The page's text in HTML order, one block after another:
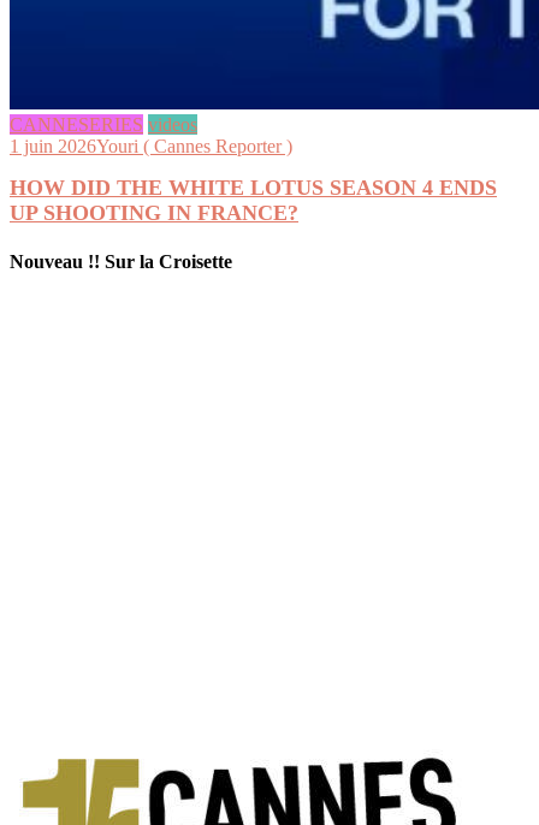
CANNESERIES videos
1 juin 2026Youri ( Cannes Reporter )
HOW DID THE WHITE LOTUS SEASON 4 ENDS
UP SHOOTING IN FRANCE?
Nouveau !! Sur la Croisette